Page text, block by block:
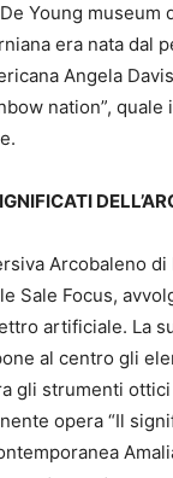
Young museum
era nata dal
Angela
nation”, quale
Arcobaleno
Sale Focus,
artificiale. La
al centro gli
gli strumenti
opera “Il